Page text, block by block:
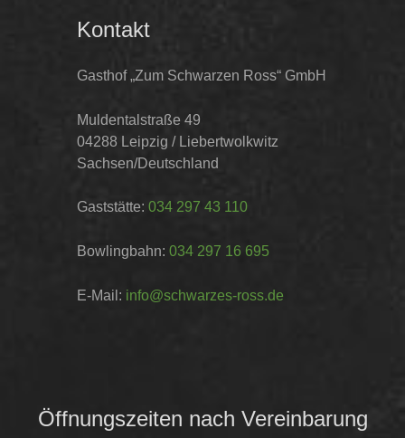
Kontakt
Gasthof „Zum Schwarzen Ross“ GmbH
Muldentalstraße 49
04288 Leipzig / Liebertwolkwitz
Sachsen/Deutschland
Gaststätte: 034 297 43 110
Bowlingbahn: 034 297 16 695
E-Mail: info@schwarzes-ross.de
Öffnungszeiten nach Vereinbarung